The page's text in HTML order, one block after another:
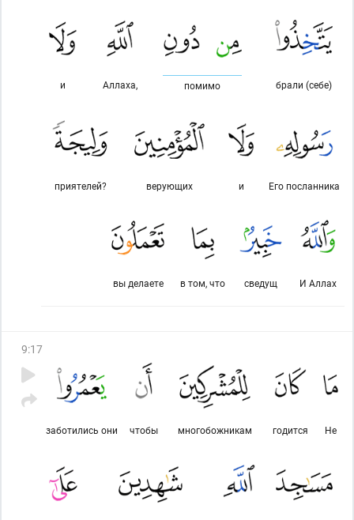
брали (себе)
помимо
Аллаха,
и
Его посланника
и
верующих
приятелей?
И Аллах
сведущ
в том, что
вы делаете
9:17
Не
годится
многобожникам
чтобы
заботились они